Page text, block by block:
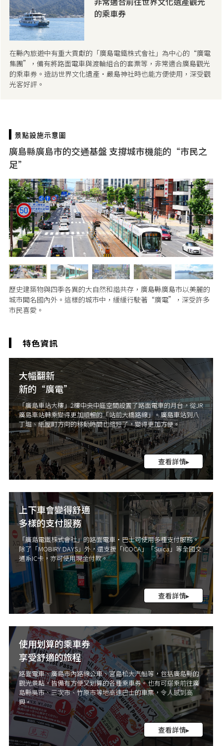
的乘車券
在縣內旅遊中有重大貢獻的「廣島電鐵株式會社」為中心的“廣電
集團”，備有將路面電車與渡輪組合的套票等，非常適合廣島觀光
的乘車券。造訪世界文化遺產・嚴島神社時也能方便使用，深受觀
光客好評。
廣島縣廣島市的交通基盤 支撐城市機能的“市民之
足”
歷史建築物與四季各異的大自然和諧共存，廣島縣廣島市以美麗的
城市聞名國內外。這樣的城市中，緩緩行駛著“廣電”，深受許多
市民喜愛。
大幅翻新
新的“廣電”
「廣島車站大樓」2樓中央中庭空間設置了路面電車的月台，從JR
廣島車站轉乘變得更加順暢的「站前大橋路線」。廣島車站到八
丁堀、紙屋町方向的移動時間也縮短了，變得更加方便。
查看詳情▸
上下車會變得舒適
多樣的支付服務
「廣島電鐵株式會社」的路面電車・巴士可使用多種支付服務。
除了「MOBIRY DAYS」外，還支援「ICOCA」「Suica」等全國交
通系IC卡，亦可使用現金付款。
查看詳情▸
使用划算的乘車券
享受舒適的旅程
路面電車、廣島市內路線公車、宮島松大汽船等，包括廣島縣的
觀光景點，皆備有方便又划算的各種乘車券。也有可搭乘前往廣
島縣吳市、三次市、竹原市等地高速巴士的車票，令人感到高
興。
查看詳情▸